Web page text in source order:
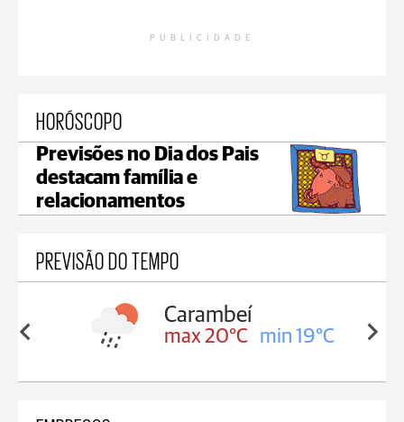
PUBLICIDADE
HORÓSCOPO
Previsões no Dia dos Pais
destacam família e
relacionamentos
PREVISÃO DO TEMPO
19°C
Jaguariaíva
max 18°C min 18°C